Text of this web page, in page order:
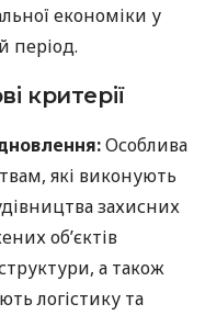
економіки у
період.
критерії
Особлива
які виконують
захисних
об’єктів
а також
логістику та